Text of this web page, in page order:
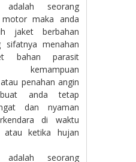
seorang
motor maka anda
jaket berbahan
sifatnya menahan
bahan parasit
penahan angin
anda tetap
dan nyaman
di waktu
ketika hujan
seorang